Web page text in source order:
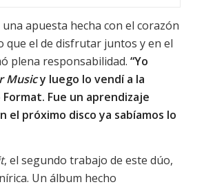
apuesta hecha con el corazón
que el de disfrutar juntos y en el
plena responsabilidad. “Yo
Musicy luego lo vendí a la
Fue un aprendizaje
el próximo disco ya sabíamos lo
, el segundo trabajo de este dúo,
Un álbum hecho